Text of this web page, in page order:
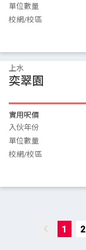
單位數量
校網/校區
上水
奕翠園
實用呎價
入伙年份
單位數量
校網/校區
1 2